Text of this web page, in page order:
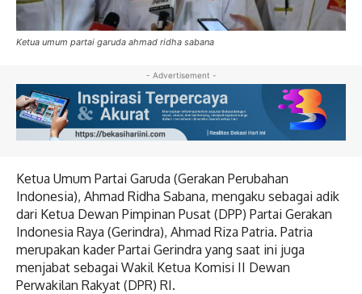
Ketua umum partai garuda ahmad ridha sabana
- Advertisement -
Ketua Umum Partai Garuda (Gerakan Perubahan
Indonesia), Ahmad Ridha Sabana, mengaku sebagai adik
dari Ketua Dewan Pimpinan Pusat (DPP) Partai Gerakan
Indonesia Raya (Gerindra), Ahmad Riza Patria. Patria
merupakan kader Partai Gerindra yang saat ini juga
menjabat sebagai Wakil Ketua Komisi II Dewan
Perwakilan Rakyat (DPR) RI.